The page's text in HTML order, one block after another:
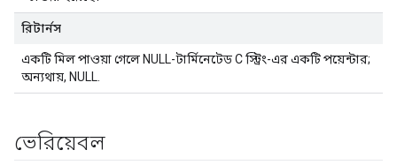
রিটার্নস
একটি মিল পাওয়া গেলে NULL-টার্মিনেটেড C স্ট্রিং-এর একটি পয়েন্টার;
অন্যথায়, NULL.
ভেরিয়েবল